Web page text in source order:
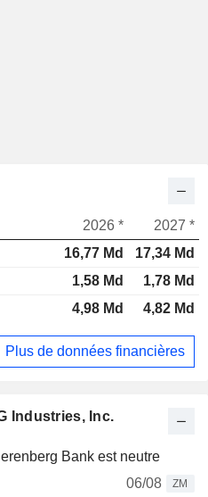
Industries, Inc.
Bank est neutre
06/08
ZM
2026 *
2027 *
16,77 Md
17,34 Md
1,58 Md
1,78 Md
4,98 Md 4,82 Md
Plus de données financières